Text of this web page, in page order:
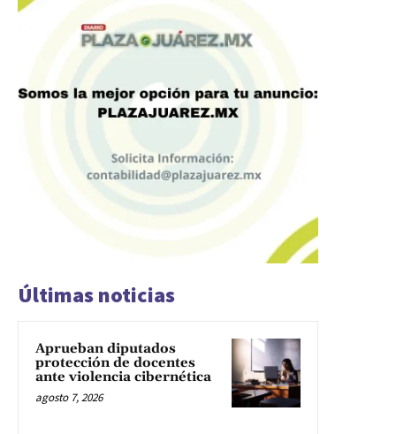
Últimas noticias
Aprueban diputados
protección de docentes
ante violencia cibernética
agosto 7, 2026